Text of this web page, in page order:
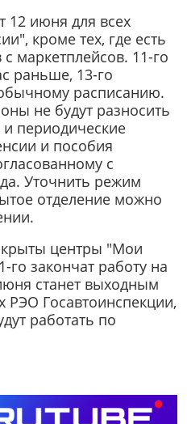
12 июня для всех
кроме тех, где есть
маркетплейсов. 11-го
раньше, 13-го
расписанию.
не будут разносить
периодические
и пособия
с
Уточнить режим
отделение можно
центры "Мои
закончат работу на
станет выходным
РЭО Госавтоинспекции,
работать по